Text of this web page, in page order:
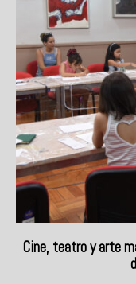
Cine, teatro y arte